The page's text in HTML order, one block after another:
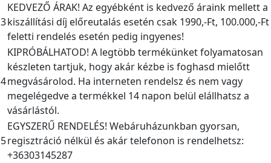
3
KEDVEZŐ ÁRAK! Az egyébként is kedvező áraink mellett a
kiszállítási díj előreutalás esetén csak 1990,-Ft, 100.000,-Ft
feletti rendelés esetén pedig ingyenes!
4
KIPRÓBÁLHATOD! A legtöbb termékünket folyamatosan
készleten tartjuk, hogy akár kézbe is foghasd mielőtt
megvásárolod. Ha interneten rendelsz és nem vagy
megelégedve a termékkel 14 napon belül elállhatsz a
vásárlástól.
5
EGYSZERŰ RENDELÉS! Webáruházunkban gyorsan,
regisztráció nélkül és akár telefonon is rendelhetsz:
+36303145287